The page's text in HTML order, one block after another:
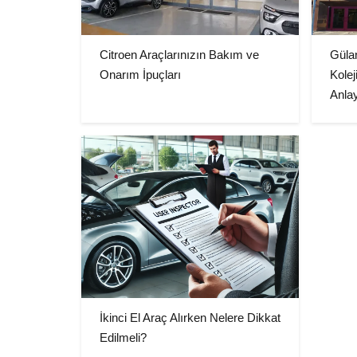
Citroen Araçlarınızın Bakım ve
Onarım İpuçları
İkinci El Araç Alırken Nelere Dikkat
Edilmeli?